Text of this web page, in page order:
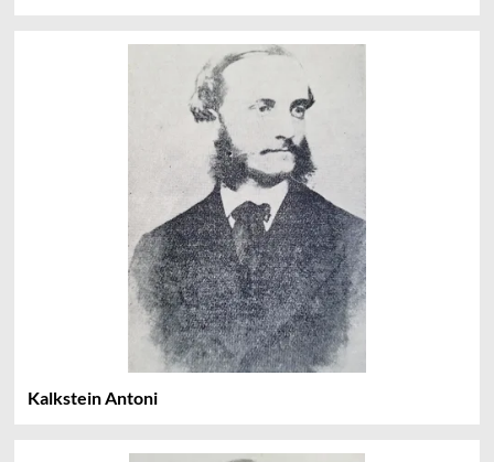
Kalkstein Antoni